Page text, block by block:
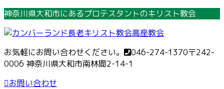
コ
テ
ン
ツ
へ
ス
ナ
ゲ
ー
シ
ョ
ン
神奈川県大和市にあるプロテスタントのキリスト教会
お気軽にお問い合わせください。 046-274-1370〒242-
0006 神奈川県大和市南林間2-14-1
お問い合わせ